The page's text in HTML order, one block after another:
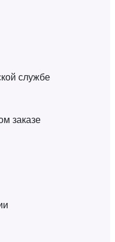
службе
заказе